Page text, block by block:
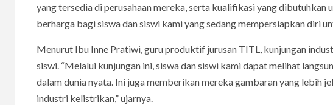
yang tersedia di perusahaan mereka, serta kualifikasi yang
berharga bagi siswa dan siswi kami yang sedang mempersiapkan diri
Menurut Ibu Inne Pratiwi, guru produktif jurusan TITL, kunjungan
siswi. “Melalui kunjungan ini, siswa dan siswi kami dapat melihat
dalam dunia nyata. Ini juga memberikan mereka gambaran yang lebih
industri kelistrikan,” ujarnya.